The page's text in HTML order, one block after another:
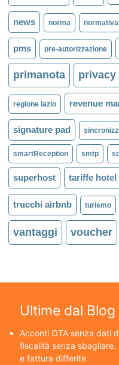
news norma normativa
pms pre-autorizzazione
primanota privacy
regione lazio revenue
signature pad
smartReception smtp
superhost tariffe hotel
trucchi airbnb turismo
vantaggi voucher
Ultime dal Blog
Acconti OTA senza dati
fiscalità senza
e fattura differite